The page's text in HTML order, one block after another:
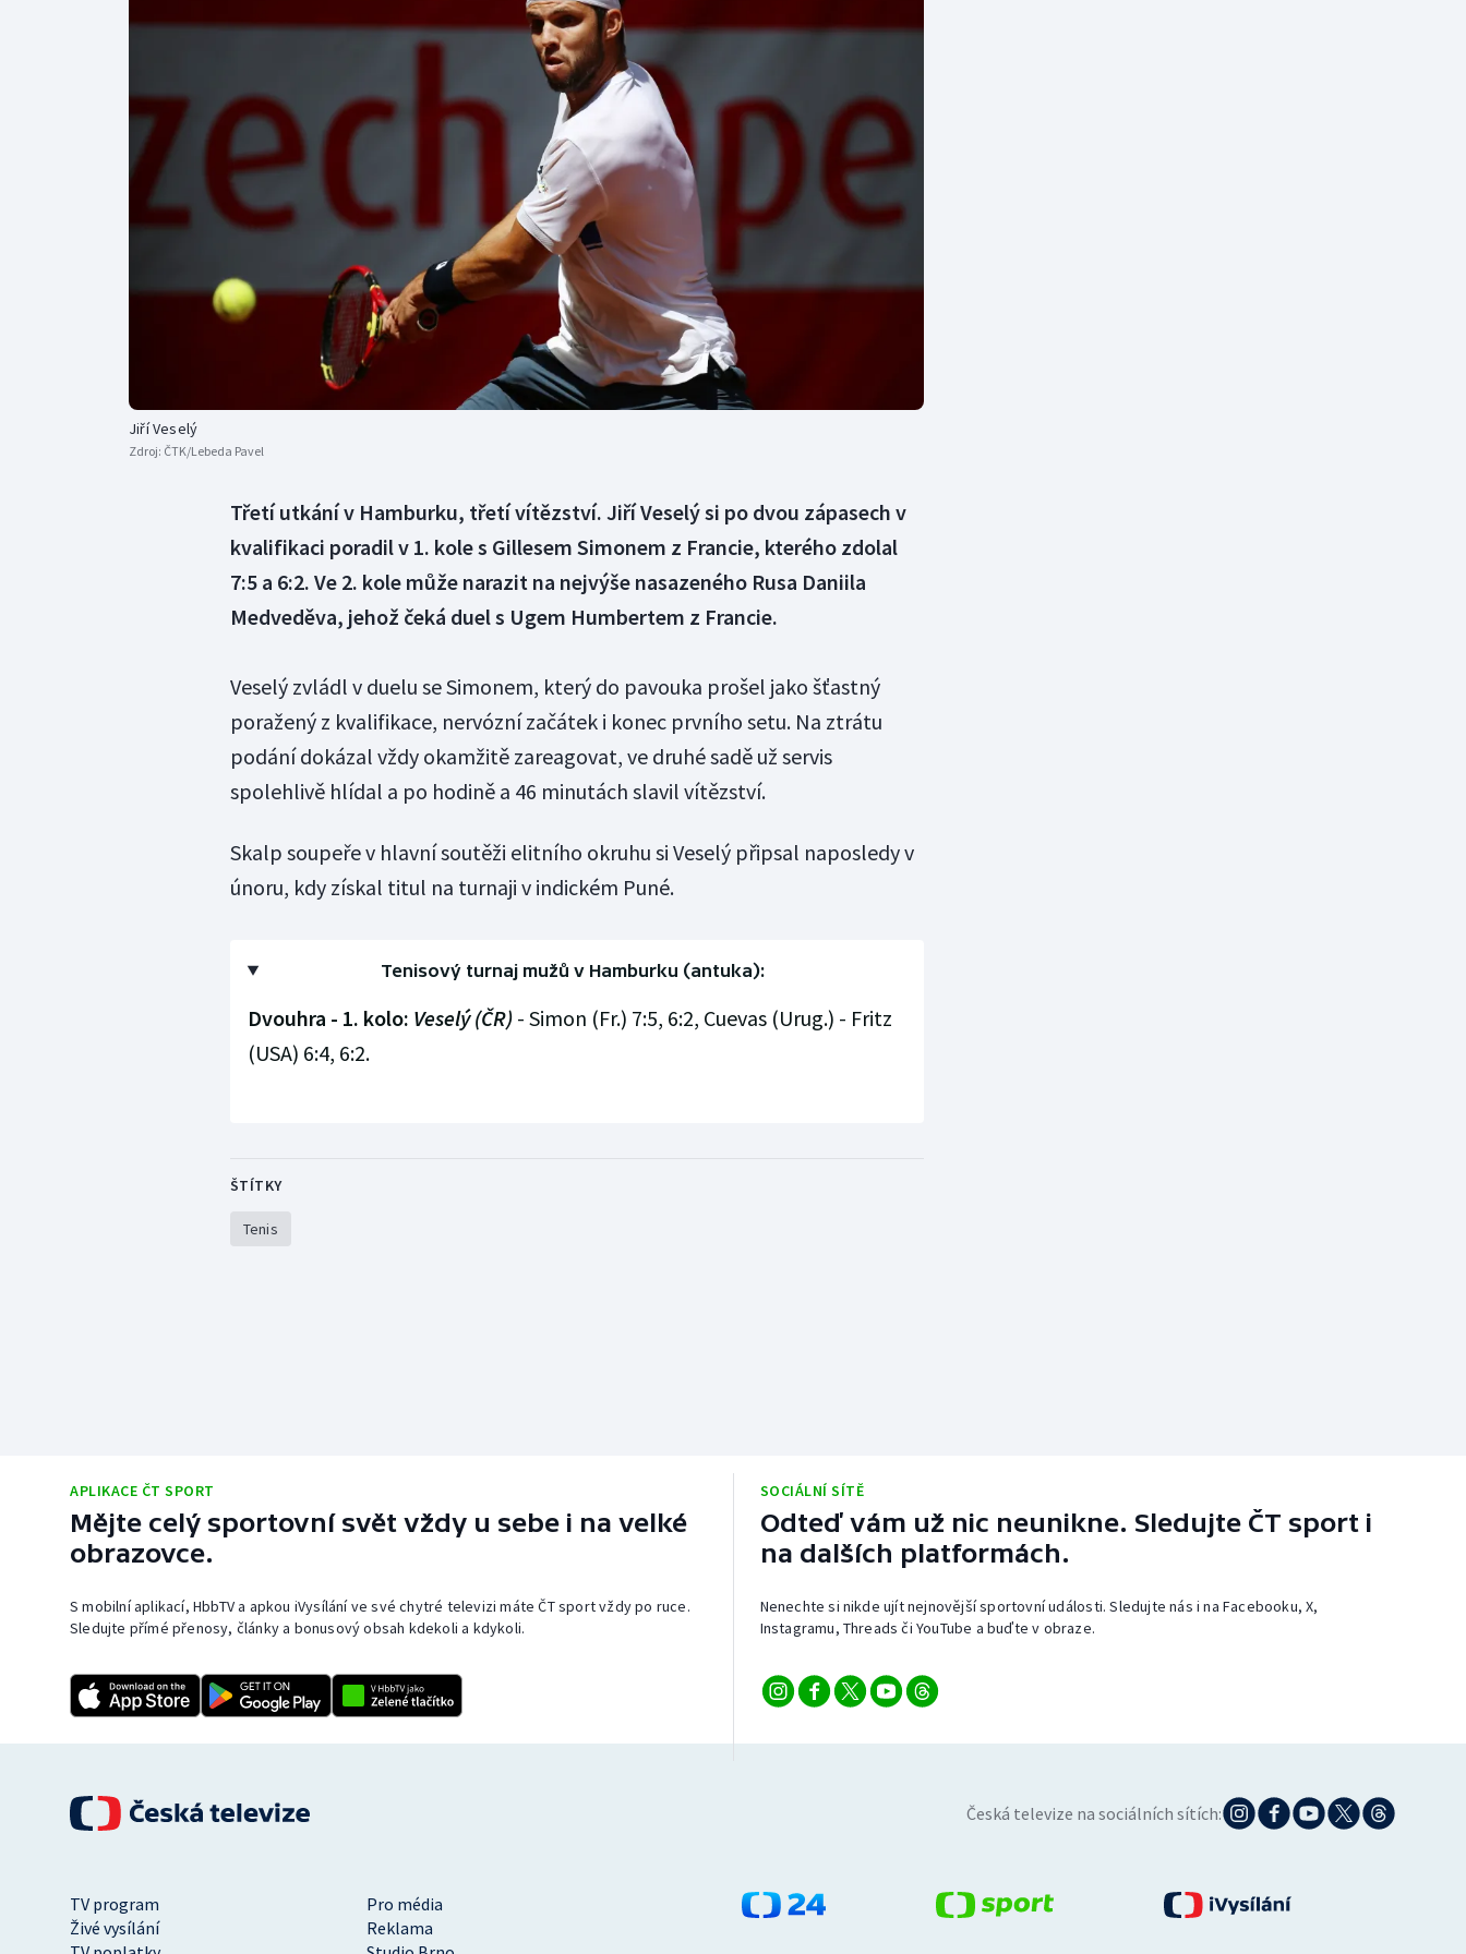
Florbal
Golf
Gymnastika
Moderní pětiboj
Motorsport
Olympijské hry
Parasport
Plavání
Plážový volejbal
Vodní slalom
Volejbal
Ostatní
Jiří Veselý
Zdroj: ČTK/Lebeda Pavel
Třetí utkání v Hamburku, třetí vítězství. Jiří Veselý si po dvou zápasech v
kvalifikaci poradil v 1. kole s Gillesem Simonem z Francie, kterého zdolal
7:5 a 6:2. Ve 2. kole může narazit na nejvýše nasazeného Rusa Daniila
Medveděva, jehož čeká duel s Ugem Humbertem z Francie.
Veselý zvládl v duelu se Simonem, který do pavouka prošel jako šťastný
poražený z kvalifikace, nervózní začátek i konec prvního setu. Na ztrátu
podání dokázal vždy okamžitě zareagovat, ve druhé sadě už servis
spolehlivě hlídal a po hodině a 46 minutách slavil vítězství.
Skalp soupeře v hlavní soutěži elitního okruhu si Veselý připsal naposledy v
únoru, kdy získal titul na turnaji v indickém Puné.
Tenisový turnaj mužů v Hamburku (antuka):
Dvouhra - 1. kolo: Veselý (ČR)- Simon (Fr.) 7:5, 6:2, Cuevas (Urug.) - Fritz
(USA) 6:4, 6:2.
ŠTÍTKY
Tenis
APLIKACE ČT SPORT
Mějte celý sportovní svět vždy u sebe i na velké
obrazovce.
S mobilní aplikací, HbbTV a apkou iVysílání ve své chytré televizi máte ČT sport vždy po ruce.
Sledujte přímé přenosy, články a bonusový obsah kdekoli a kdykoli.
SOCIÁLNÍ SÍTĚ
Odteď vám už nic neunikne. Sledujte ČT sport i
na dalších platformách.
Nenechte si nikde ujít nejnovější sportovní události. Sledujte nás i na Facebooku, X,
Instagramu, Threads či YouTube a buďte v obraze.
Česká televize na sociálních sítích:
TV program
Pro média
Živé vysílání
Reklama